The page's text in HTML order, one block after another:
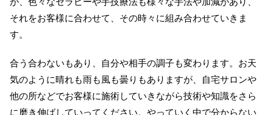
それをお客様に合わせて、その時々に組み合わせていきま
す。
合う合わないもあり、自分や相手の調子も変わります。お天
気のように晴れも雨も風も曇りもありますが、自宅サロンや
他の所などでお客様に施術していきながら技術や知識をさら
に磨き伸ばしていってください。やっていく中で分からない